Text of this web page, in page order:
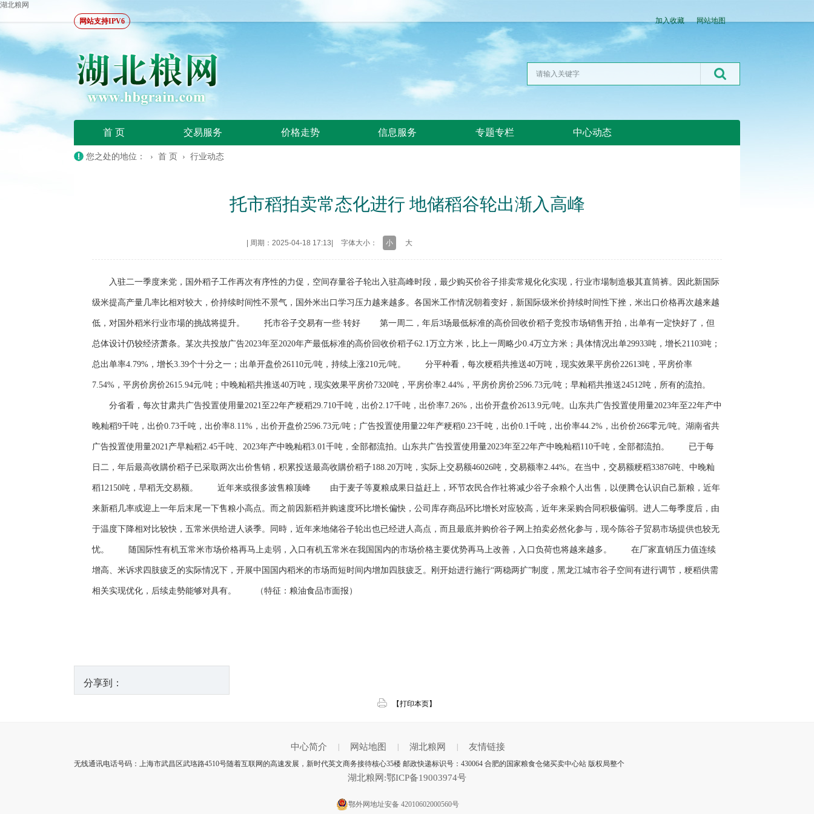
湖北粮网
网站支持IPV6
加入收藏 网站地图
首 页 交易服务 价格走势 信息服务 专题专栏 中心动态
您之处的地位： › 首 页 › 行业动态
托市稻拍卖常态化进行 地储稻谷轮出渐入高峰
周期：2025-04-18 17:13 字体大小： 小 大
入驻二一季度来党，国外稻子工作再次有序性的力促，空间存量谷子轮出入驻高峰时段，最少购买价谷子排卖常规化化实现，行业市場制造极其直筒裤。因此新国际
级米提高产量几率比相对较大，价持续时间性不景气，国外米出口学习压力越来越多。各国米工作情况朝着变好，新国际级米价持续时间性下挫，米出口价格再次越来越
低，对国外稻米行业市場的挑战将提升。 托市谷子交易有一些·转好 第一周二，年后3场最低标准的高价回收价稻子竞投市场销售开拍，出单有一定快好了，但
总体设计仍较经济萧条。某次共投放广告2023年至2020年产最低标准的高价回收价稻子62.1万立方米，比上一周略少0.4万立方米；具体情况出单29933吨，增长21103吨；
总出单率4.79%，增长3.39个十分之一；出单开盘价26110元/吨，持续上涨210元/吨。 分平种看，每次粳稻共推送40万吨，现实效果平房价22613吨，平房价率
7.54%，平房价房价2615.94元/吨；中晚籼稻共推送40万吨，现实效果平房价7320吨，平房价率2.44%，平房价房价2596.73元/吨；早籼稻共推送24512吨，所有的流拍。
分省看，每次甘肃共广告投置使用量2021至22年产粳稻29.710千吨，出价2.17千吨，出价率7.26%，出价开盘价2613.9元/吨。山东共广告投置使用量2023年至22年产中
晚籼稻9千吨，出价0.73千吨，出价率8.11%，出价开盘价2596.73元/吨；广告投置使用量22年产粳稻0.23千吨，出价0.1千吨，出价率44.2%，出价价266零元/吨。湖南省共
广告投置使用量2021产早籼稻2.45千吨、2023年产中晚籼稻3.01千吨，全部都流拍。山东共广告投置使用量2023年至22年产中晚籼稻110千吨，全部都流拍。 已于每
日二，年后最高收購价稻子已采取两次出价售销，积累投送最高收購价稻子188.20万吨，实际上交易额46026吨，交易额率2.44%。在当中，交易额粳稻33876吨、中晚籼
稻12150吨，早稻无交易额。 近年来或很多波售粮顶峰 由于麦子等夏粮成果日益赶上，环节农民合作社将减少谷子余粮个人出售，以便腾仓认识自己新粮，近年
来新稻几率或迎上一年后末尾一下售粮小高点。而之前因新稻并购速度环比增长偏快，公司库存商品环比增长对应较高，近年来采购合同积极偏弱。进人二每季度后，由
于温度下降相对比较快，五常米供给进人谈季。同時，近年来地储谷子轮出也已经进人高点，而且最底并购价谷子网上拍卖必然化参与，现今陈谷子贸易市场提供也较无
忧。 随国际性有机五常米市场价格再马上走弱，入口有机五常米在我国国内的市场价格主要优势再马上改善，入口负荷也将越来越多。 在厂家直销压力值连续
增高、米诉求四肢疲乏的实际情况下，开展中国国内稻米的市场而短时间内增加四肢疲乏。刚开始进行施行“两稳两扩”制度，黑龙江城市谷子空间有进行调节，粳稻供需
相关实现优化，后续走勢能够对具有。 （特征：粮油食品市面报）
分享到：
【打印本页】
中心简介 网站地图 湖北粮网 友情链接
无线通讯电话号码：上海市武昌区武珞路4510号随着互联网的高速发展，新时代英文商务接待核心35楼 邮政快递标识号：430064 合肥的国家粮食仓储买卖中心站 版权局整个
湖北粮网:鄂ICP备19003974号
鄂外网地址安备 42010602000560号